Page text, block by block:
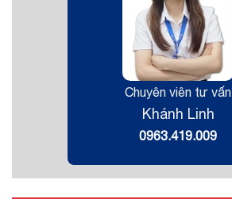
Chuyên viên tư vấn
Khánh Linh
0963.419.009